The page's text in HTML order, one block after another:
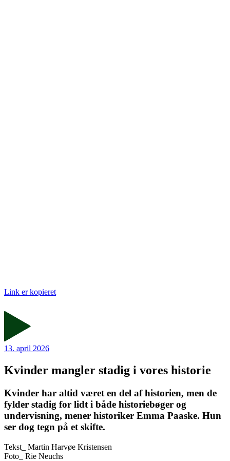
Link er kopieret
13. april 2026
Kvinder mangler stadig i vores historie
Kvinder har altid været en del af historien, men de
fylder stadig for lidt i både historiebøger og
undervisning, mener historiker Emma Paaske. Hun
ser dog tegn på et skifte.
Tekst_ Martin Harvøe Kristensen
Foto_ Rie Neuchs